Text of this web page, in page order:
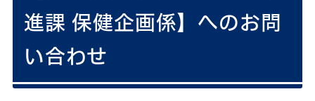
進課 保健企画係】へのお問
い合わせ